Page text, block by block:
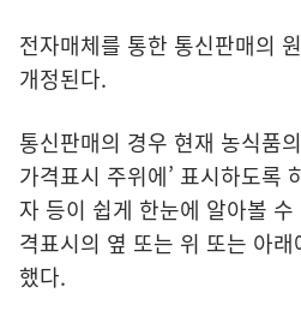
전자매체를 통한 통신판매의
개정된다.
통신판매의 경우 현재 농식품
가격표시 주위에’ 표시하도록
자 등이 쉽게 한눈에 알아볼 수
격표시의 옆 또는 위 또는 아
했다.